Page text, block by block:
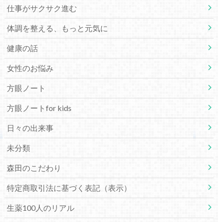
仕事がサクサク進む
体調を整える、もっと元気に
健康の話
女性のお悩み
方眼ノート
方眼ノートfor kids
日々の出来事
未分類
森田のこだわり
特定商取引法に基づく表記（表示）
生薬100人のリアル